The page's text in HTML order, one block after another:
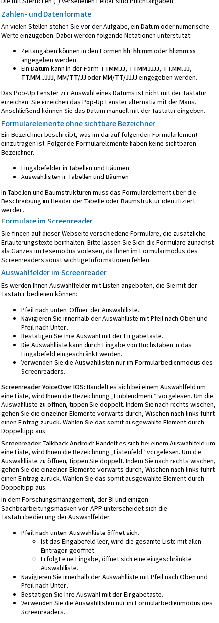
Zahlen- und Datenformate
An vielen Stellen stehen Sie vor der Aufgabe, ein Datum oder numerische
Werte einzugeben. Dabei werden folgende Notationen unterstützt:
Zeitangaben können in den Formen hh, hh:mmoderhh:mm:ss
angegeben werden.
Ein Datum kann in der Form TTMMJJ, TTMMJJJJ, TT.MM.JJ,
TT.MM.JJJJ, MM/TT/JJ oder MM/TT/JJJJeingegeben werden.
Das Pop-Up Fenster zur Auswahl eines Datums ist nicht mit der Tastatur
erreichen. Sie erreichen das Pop-Up Fenster alternativ mit der Maus.
Anschließend können Sie das Datum manuell mit der Tastatur eingeben.
Formularelemente ohne sichtbare Bezeichner
Ein Bezeichner beschreibt, was im darauf folgenden Formularlement
einzutragen ist. Folgende Formularelemente haben keine sichtbaren
Bezeichner.
Eingabefelder in Tabellen und Bäumen
Auswahllisten in Tabellen und Bäumen
In Tabellen und Baumstrukturen muss das Formularelement über die
Beschreibung im Header der Tabelle oder Baumstruktur identifiziert
werden.
Formulare im Screenreader
Sie finden auf dieser Webseite verschiedene Formulare, die zusätzliche
Erläuterungstexte beinhalten. Bitte lassen Sie Sich die Formulare zunächst
als Ganzes im Lesemodus vorlesen, da Ihnen im Formularmodus des
Screenreaders sonst wichtige Informationen fehlen.
Auswahlfelder im Screenreader
Es werden Ihnen Auswahlfelder mit Listen angeboten, die Sie mit der
Tastatur bedienen können:
Pfeil nach unten: Öffnen der Auswahlliste.
Navigieren Sie innerhalb der Auswahlliste mit Pfeil nach Oben und
Pfeil nach Unten.
Bestätigen Sie Ihre Auswahl mit der Eingabetaste.
Die Auswahlliste kann durch Eingabe von Buchstaben in das
Eingabefeld eingeschränkt werden.
Verwenden Sie die Auswahllisten nur im Formularbedienmodus des
Screenreaders.
Screenreader VoiceOver IOS: Handelt es sich bei einem Auswahlfeld um
eine Liste, wird Ihnen die Bezeichnung „Einblendmenü“ vorgelesen. Um die
Auswahlliste zu öffnen, tippen Sie doppelt. Indem Sie nach rechts wischen,
gehen Sie die einzelnen Elemente vorwärts durch, Wischen nach links führt
einen Eintrag zurück. Wählen Sie das somit ausgewählte Element durch
Doppeltipp aus.
Screenreader Talkback Android: Handelt es sich bei einem Auswahlfeld um
eine Liste, wird Ihnen die Bezeichnung „Listenfeld“ vorgelesen. Um die
Auswahlliste zu öffnen, tippen Sie doppelt. Indem Sie nach rechts wischen,
gehen Sie die einzelnen Elemente vorwärts durch, Wischen nach links führt
einen Eintrag zurück. Wählen Sie das somit ausgewählte Element durch
Doppeltipp aus.
In dem Forschungsmanagement, der BI und einigen
Sachbearbeitungsmasken von APP unterscheidet sich die
Tastaturbedienung der Auswahlfelder:
Pfeil nach unten: Auswahlliste öffnet sich.
Ist das Eingabefeld leer, wird die gesamte Liste mit allen
Einträgen geöffnet.
Erfolgt eine Eingabe, öffnet sich eine eingeschränkte
Auswahlliste.
Navigieren Sie innerhalb der Auswahlliste mit Pfeil nach Oben und
Pfeil nach Unten.
Bestätigen Sie Ihre Auswahl mit der Eingabetaste.
Verwenden Sie die Auswahllisten nur im Formularbedienmodus des
Screenreaders.